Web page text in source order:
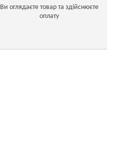
Ви оглядаєте товар та здійснюєте
оплату